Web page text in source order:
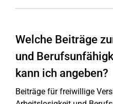
Welche Beiträge
und
kann ich angeben?
Beiträge für freiwillige